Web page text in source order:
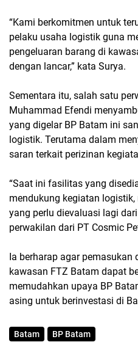
“Kami berkomitmen untuk
pelaku usaha logistik guna
pengeluaran barang di
dengan lancar,” kata Surya.
Sementara itu, salah satu
Muhammad Efendi
yang digelar BP Batam ini
logistik. Terutama dalam
saran terkait perizinan
“Saat ini fasilitas yang
mendukung kegiatan
yang perlu dievaluasi lagi
perwakilan dari PT Cosmic
Ia berharap agar pemasukan
kawasan FTZ Batam dapat
memudahkan upaya BP
asing untuk berinvestasi di
Batam
BP Batam